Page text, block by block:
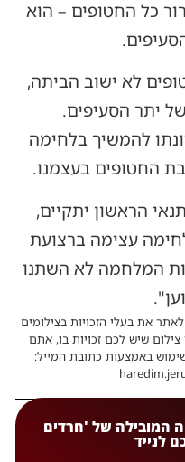
כל החטופים – הוא
לא ישוב הביתה,
יתר הסעיפים.
להמשיך בלחימה
החטופים בעצמנו.
הראשון יתקיים,
עצימה ברצועת
המלחמה לא השתנו
את בעלי הזכויות בצילומים
צילום שיש לכם זכויות בו, אתם
באמצעות כתובת המייל:
המובילה של 'חרדים
לנייד